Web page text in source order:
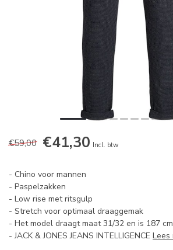
€59,00 €41,30 Incl. btw
- Chino voor mannen
- Paspelzakken
- Low rise met ritsgulp
- Stretch voor optimaal draaggemak
- Het model draagt maat 31/32 en is 187
- JACK & JONES JEANS INTELLIGENCE Lees